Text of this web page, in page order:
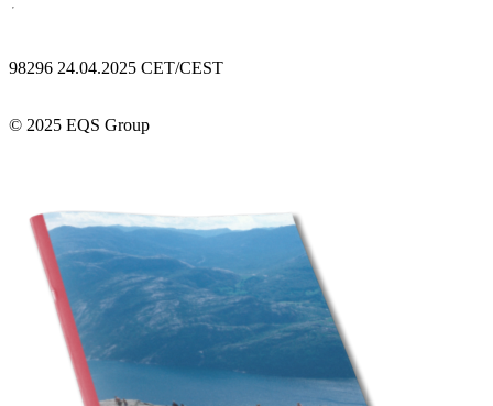
98296 24.04.2025 CET/CEST
© 2025 EQS Group